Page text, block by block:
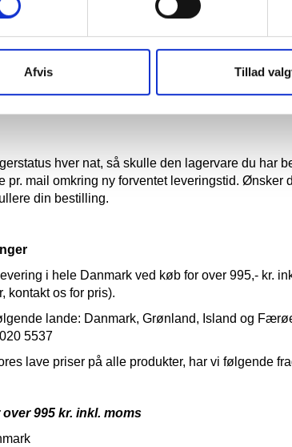
Afvis Tillad
den med retur til vores lager.
forbehold, og uden at undersøge om der er
/ produkterne som vi har sendt. Vi kan derefter
pakken ved modtagelsen, har du stadig 8
hver nat, så skulle den lagervare du har
pr. mail omkring ny forventet leveringstid.
din bestilling.
i hele Danmark ved køb for over 995,- kr.
kontakt os for pris).
lande: Danmark, Grønland, Island og
5537
lave priser på alle produkter, har vi følgende
995 kr. inkl. moms